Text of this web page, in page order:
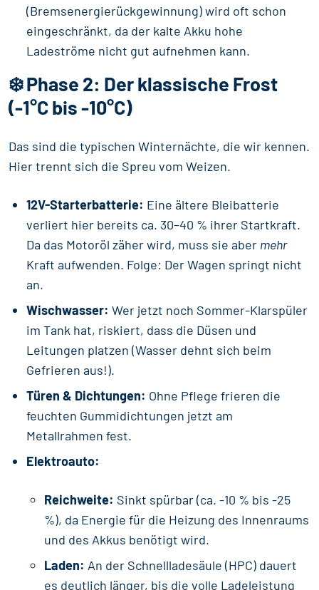
(Bremsenergierückgewinnung) wird oft schon
eingeschränkt, da der kalte Akku hohe
Ladeströme nicht gut aufnehmen kann.
❄️ Phase 2: Der klassische Frost
(-1°C bis -10°C)
Das sind die typischen Winternächte, die wir kennen.
Hier trennt sich die Spreu vom Weizen.
12V-Starterbatterie: Eine ältere Bleibatterie
verliert hier bereits ca. 30–40 % ihrer Startkraft.
Da das Motoröl zäher wird, muss sie aber mehr
Kraft aufwenden. Folge: Der Wagen springt nicht
an.
Wischwasser: Wer jetzt noch Sommer-Klarspüler
im Tank hat, riskiert, dass die Düsen und
Leitungen platzen (Wasser dehnt sich beim
Gefrieren aus!).
Türen & Dichtungen: Ohne Pflege frieren die
feuchten Gummidichtungen jetzt am
Metallrahmen fest.
Elektroauto:
Reichweite: Sinkt spürbar (ca. -10 % bis -25
%), da Energie für die Heizung des Innenraums
und des Akkus benötigt wird.
Laden: An der Schnellladesäule (HPC) dauert
es deutlich länger, bis die volle Ladeleistung